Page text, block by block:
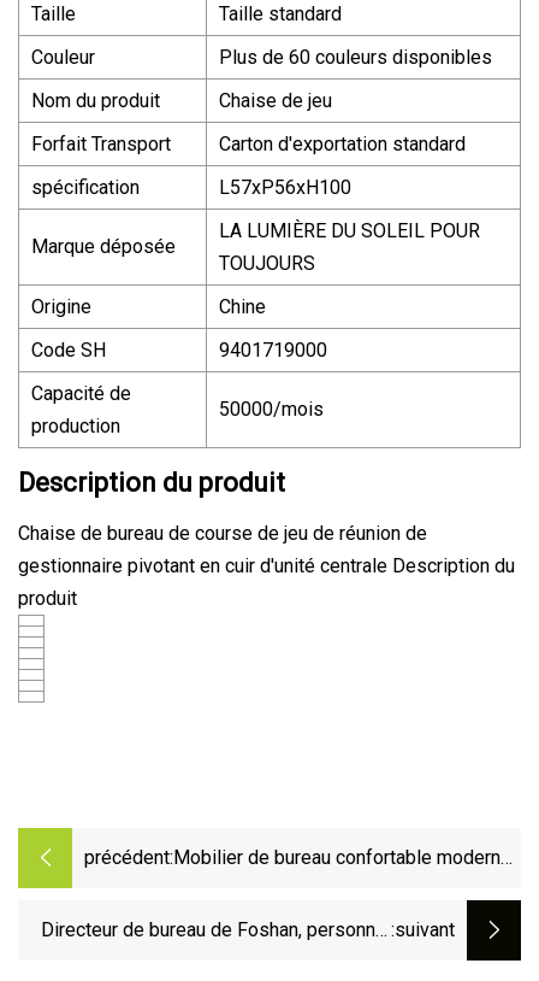
Taille
Taille standard
Couleur
Plus de 60 couleurs disponibles
Nom du produit
Chaise de jeu
Forfait Transport
Carton d'exportation standard
spécification
L57xP56xH100
Marque déposée
LA LUMIÈRE DU SOLEIL POUR
TOUJOURS
Origine
Chine
Code SH
9401719000
Capacité de
production
50000/mois
Description du produit
Chaise de bureau de course de jeu de réunion de
gestionnaire pivotant en cuir d'unité centrale Description du
produit
précédent: Mobilier de bureau confortable moderne
pivotant réunion conférence chaise
ergonomique tâche bureau maille chaise
Directeur de bureau de Foshan, personnel :suivant